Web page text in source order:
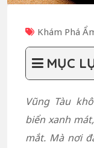
Khám Phá
MỤC
Vũng Tàu
biển xanh
mắt. Mà nơi